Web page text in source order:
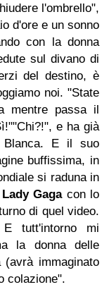
l'ombrello",
d'ore e un sonno
con la donna
sul divano di
del destino, è
noi. "State
mentre passa il
"Chi?!", e ha già
Blanca. E il suo
buffissima, in
si raduna in
Lady Gagacon lo
di quel video.
tutt'intorno mi
la donna delle
immaginato
colazione".